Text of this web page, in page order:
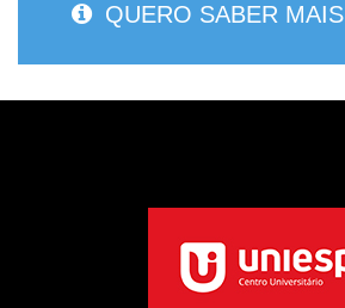
QUERO SABER MAIS